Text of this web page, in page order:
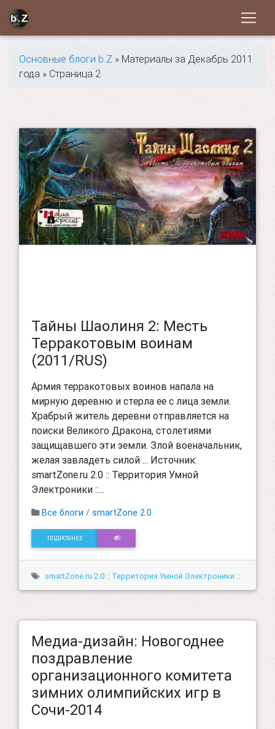
Основные блоги b.Z » Материалы за Декабрь 2011
года » Страница 2
Тайны Шаолиня 2: Месть
Терракотовым воинам
(2011/RUS)
Армия терракотовых воинов напала на
мирную деревню и стерла ее с лица земли.
Храбрый житель деревни отправляется на
поиски Великого Дракона, столетиями
защищавшего эти земли. Злой военачальник,
желая завладеть силой ... Источник:
smartZone.ru 2.0 :: Территория Умной
Электроники ::...
Все блоги / smartZone 2.0
ПОДРОБНЕЕ
smartZone.ru 2.0 :: Территория Умной Электроники ::
Медиа-дизайн: Новогоднее
поздравление
организационного комитета
зимних олимпийских игр в
Сочи-2014